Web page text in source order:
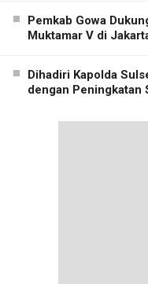
Pemkab Gowa
Muktamar V di
Dihadiri Kapolda
dengan Peningkatan